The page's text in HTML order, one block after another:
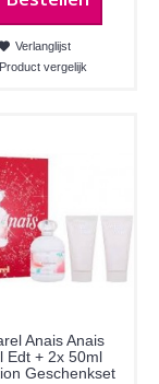
Verlanglijst
Product vergelijk
Anais Anais
Edt + 2x 50ml
Geschenkset